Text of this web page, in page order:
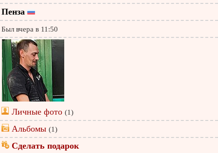
Пенза
Был вчера в 11:50
Личные фото (1)
Альбомы (1)
Сделать подарок